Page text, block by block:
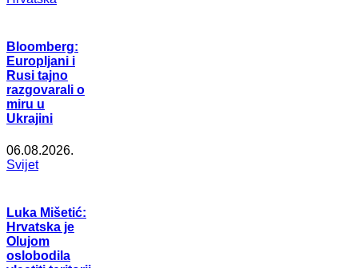
Bloomberg:
Europljani i
Rusi tajno
razgovarali o
miru u
Ukrajini
06.08.2026.
Svijet
Luka Mišetić:
Hrvatska je
Olujom
oslobodila